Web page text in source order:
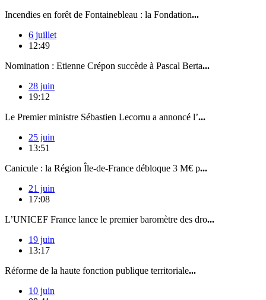
Incendies en forêt de Fontainebleau : la Fondation...
6 juillet
12:49
Nomination : Etienne Crépon succède à Pascal Berta...
28 juin
19:12
Le Premier ministre Sébastien Lecornu a annoncé l’...
25 juin
13:51
Canicule : la Région Île-de-France débloque 3 M€ p...
21 juin
17:08
L’UNICEF France lance le premier baromètre des dro...
19 juin
13:17
Réforme de la haute fonction publique territoriale...
10 juin